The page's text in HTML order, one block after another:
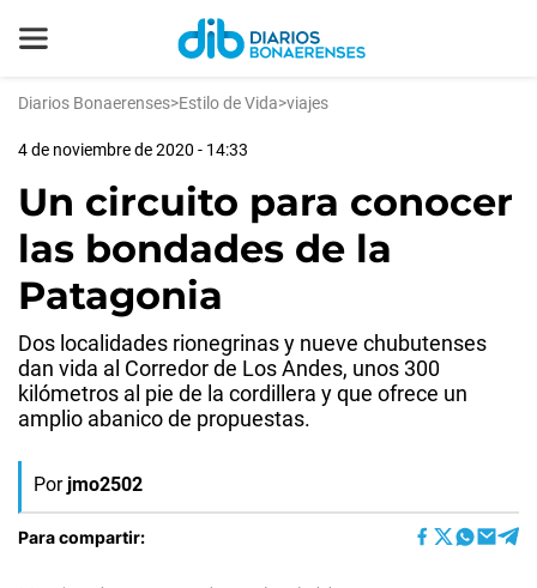
Diarios Bonaerenses>Estilo de Vida>viajes
4 de noviembre de 2020 - 14:33
Un circuito para conocer
las bondades de la
Patagonia
Dos localidades rionegrinas y nueve chubutenses
dan vida al Corredor de Los Andes, unos 300
kilómetros al pie de la cordillera y que ofrece un
amplio abanico de propuestas.
Por jmo2502
Para compartir: